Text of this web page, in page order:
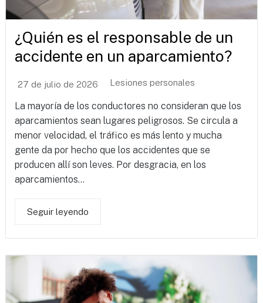
¿Quién es el responsable de un
accidente en un aparcamiento?
27 de julio de 2026 Lesiones personales
La mayoría de los conductores no consideran que los
aparcamientos sean lugares peligrosos. Se circula a
menor velocidad, el tráfico es más lento y mucha
gente da por hecho que los accidentes que se
producen allí son leves. Por desgracia, en los
aparcamientos...
Seguir leyendo